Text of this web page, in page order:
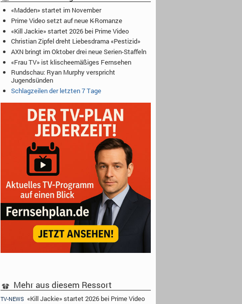
«Madden» startet im November
Prime Video setzt auf neue K-Romanze
«Kill Jackie» startet 2026 bei Prime Video
Christian Zipfel dreht Liebesdrama «Pestizid»
AXN bringt im Oktober drei neue Serien-Staffeln
«Frau TV» ist klischeemäßiges Fernsehen
Rundschau: Ryan Murphy verspricht
Jugendsünden
Schlagzeilen der letzten 7 Tage
Mehr aus diesem Ressort
TV-NEWS «Kill Jackie» startet 2026 bei Prime Video